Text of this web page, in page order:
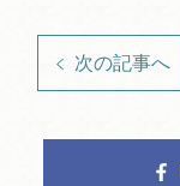
次の記事へ